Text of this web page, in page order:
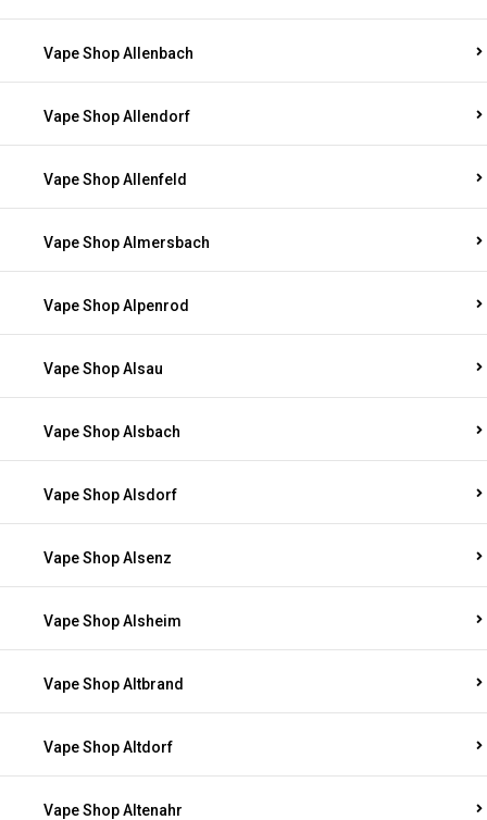
Vape Shop Allenbach
Vape Shop Allendorf
Vape Shop Allenfeld
Vape Shop Almersbach
Vape Shop Alpenrod
Vape Shop Alsau
Vape Shop Alsbach
Vape Shop Alsdorf
Vape Shop Alsenz
Vape Shop Alsheim
Vape Shop Altbrand
Vape Shop Altdorf
Vape Shop Altenahr